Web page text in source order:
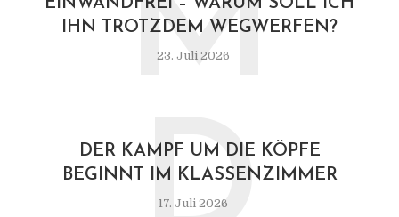
EINWANDFREI – WARUM SOLL ICH
IHN TROTZDEM WEGWERFEN?
23. Juli 2026
M
DER KAMPF UM DIE KÖPFE
BEGINNT IM KLASSENZIMMER
17. Juli 2026